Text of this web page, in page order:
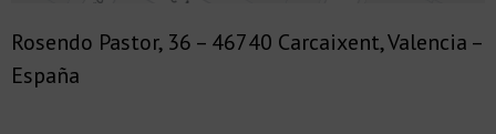
Rosendo Pastor, 36 – 46740 Carcaixent, Valencia –
España